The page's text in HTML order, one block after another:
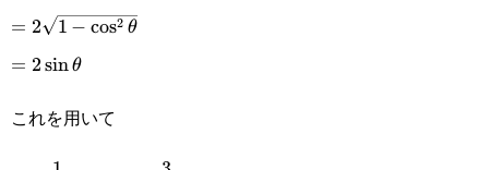
4\cos^2\theta}
=2\sqrt{1-
\cos^2\theta}
= 2 1 − cos2 θ
=2\sin\theta
= 2sinθ
これを用いて